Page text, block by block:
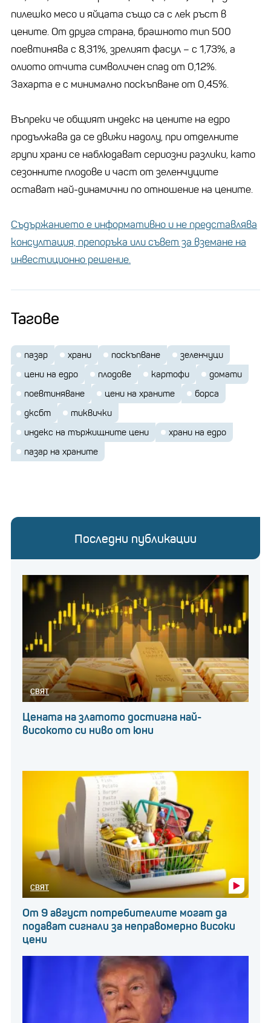
пилешко месо и яйцата също са с лек ръст в
цените. От друга страна, брашното тип 500
поевтинява с 8,31%, зрелият фасул – с 1,73%, а
олиото отчита символичен спад от 0,12%.
Захарта е с минимално поскъпване от 0,45%.
Въпреки че общият индекс на цените на едро
продължава да се движи надолу, при отделните
групи храни се наблюдават сериозни разлики, като
сезонните плодове и част от зеленчуците
остават най-динамични по отношение на цените.
Съдържанието е информативно и не представлява
консултация, препоръка или съвет за вземане на
инвестиционно решение.
Тагове
пазар храни поскъпване
зеленчуци
цени на едро
плодове картофи
домати
поевтиняване
цени на храните
борса
дксбт
тиквички
индекс на тържищните цени
храни на едро
пазар на храните
Последни публикации
СВЯТ
Цената на златото достигна най-
високото си ниво от юни
СВЯТ
От 9 август потребителите могат да
подават сигнали за неправомерно високи
цени